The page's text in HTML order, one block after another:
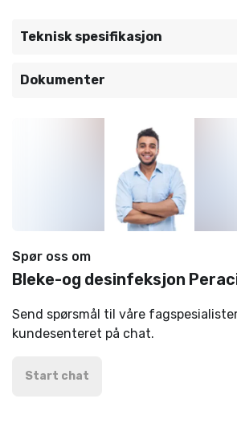
Teknisk spesifikasjon
Dokumenter
Spør oss om
Bleke-og desinfeksjon
Send spørsmål til våre
kundesenteret på chat.
Start chat